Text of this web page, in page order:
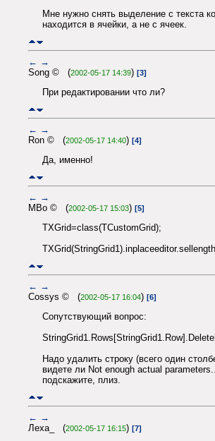
Мне нужно снять выделение с текста
находится в ячейки, а не с ячеек.
← →
Song © (2002-05-17 14:39) [3]
При редактировании что ли?
← →
Ron © (2002-05-17 14:40) [4]
Да, именно!
← →
MBo © (2002-05-17 15:03) [5]
TXGrid=class(TCustomGrid);
← →
Cossys © (2002-05-17 16:04) [6]
Сопутствующий вопрос:
Надо удалить строку (всего один
видете ли Not enough actual
подскажите, плиз.
← →
Леха_ (2002-05-17 16:15) [7]